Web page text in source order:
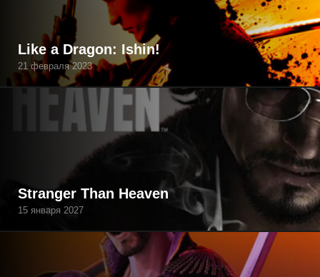
Like a Dragon: Ishin!
21 февраля 2023
Stranger Than Heaven
15 января 2027